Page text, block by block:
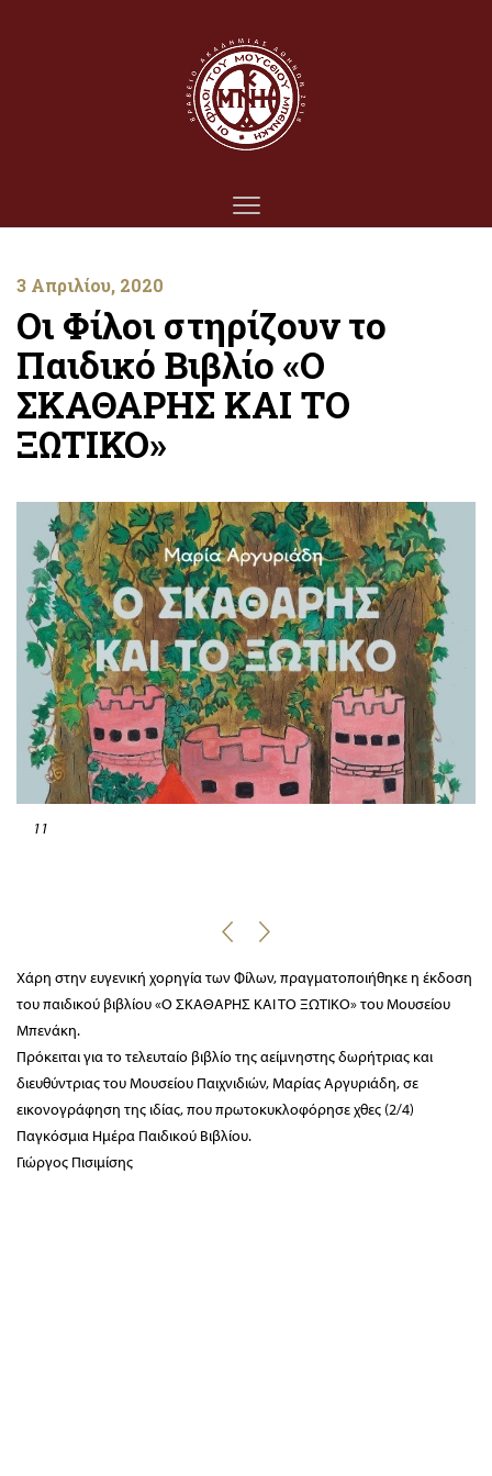
3 Απριλίου, 2020
Οι Φίλοι στηρίζουν το
Παιδικό Βιβλίο «Ο
ΣΚΑΘΑΡΗΣ ΚΑΙ ΤΟ
ΞΩΤΙΚΟ»
11
Χάρη στην ευγενική χορηγία των Φίλων, πραγματοποιήθηκε η έκδοση
του παιδικού βιβλίου «Ο ΣΚΑΘΑΡΗΣ ΚΑΙ ΤΟ ΞΩΤΙΚΟ» του Μουσείου
Μπενάκη.
Πρόκειται για το τελευταίο βιβλίο της αείμνηστης δωρήτριας και
διευθύντριας του Μουσείου Παιχνιδιών, Μαρίας Αργυριάδη, σε
εικονογράφηση της ιδίας, που πρωτοκυκλοφόρησε χθες (2/4)
Παγκόσμια Ημέρα Παιδικού Βιβλίου.
Γιώργος Πισιμίσης